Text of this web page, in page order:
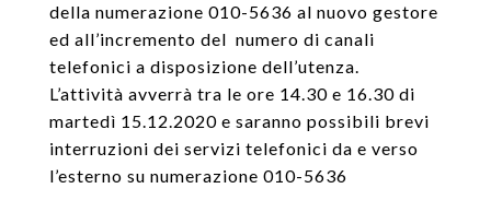
della numerazione 010-5636 al nuovo gestore
ed all’incremento del numero di canali
telefonici a disposizione dell’utenza.
L’attività avverrà tra le ore 14.30 e 16.30 di
martedì 15.12.2020 e saranno possibili brevi
interruzioni dei servizi telefonici da e verso
l’esterno su numerazione 010-5636